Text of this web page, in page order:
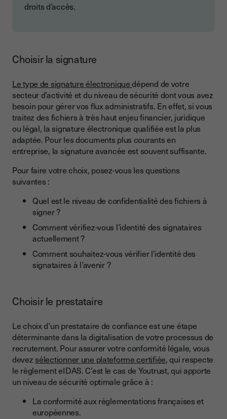
droits d’accès.
Choisir la signature
Le type de signature électroniquedépend de votre
secteur d’activité et du niveau de sécurité dont vous avez
besoin pour gérer vos flux administratifs. En effet, si vous
traitez des fichiers à très haut enjeu financier, juridique
ou légal, la signature électronique qualifiée est la plus
adaptée. Pour les documents plus courants en
entreprise, la signature avancée est souvent suffisante.
Pour faire votre choix, posez-vous les questions
suivantes :
Quel est le niveau de confidentialité des fichiers à
signer ?
Comment vérifiez-vous l’identité des signataires
actuellement ?
Comment souhaitez-vous vérifier l'identité des
signataires à l’avenir ?
Choisir le prestataire
Le choix d’un prestataire de confiance est une étape
déterminante dans la digitalisation de votre processus de
recrutement. Pour assurer votre conformité légale, vous
devez sélectionner une plateforme certifiée, qui respecte
le règlement eIDAS. C’est le cas de Youtrust, qui apporte
un niveau de sécurité optimale grâce à :
La conformité aux réglementations françaises et
européennes.